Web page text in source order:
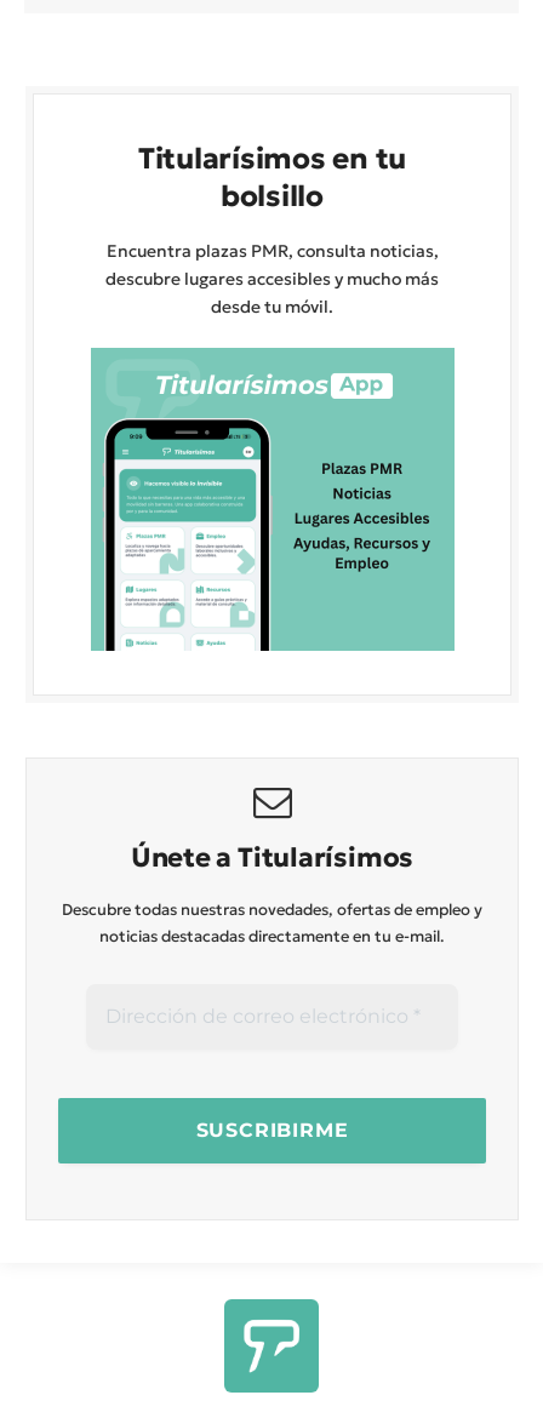
Titularísimos en tu
bolsillo
Encuentra plazas PMR, consulta noticias,
descubre lugares accesibles y mucho más
desde tu móvil.
Únete a Titularísimos
Descubre todas nuestras novedades, ofertas de empleo y
noticias destacadas directamente en tu e-mail.